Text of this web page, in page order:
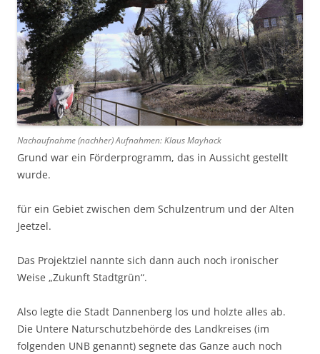
Nachaufnahme (nachher) Aufnahmen: Klaus Mayhack
Grund war ein Förderprogramm, das in Aussicht gestellt
wurde.
für ein Gebiet zwischen dem Schulzentrum und der Alten
Jeetzel.
Das Projektziel nannte sich dann auch noch ironischer
Weise „Zukunft Stadtgrün“.
Also legte die Stadt Dannenberg los und holzte alles ab.
Die Untere Naturschutzbehörde des Landkreises (im
folgenden UNB genannt) segnete das Ganze auch noch